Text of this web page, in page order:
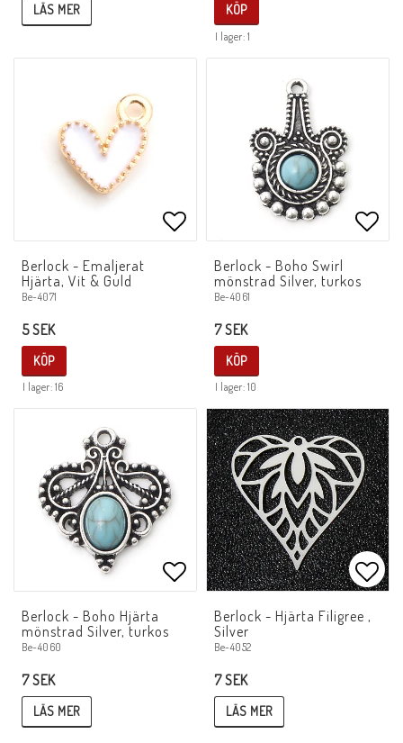
LÄS MER
I lager: 1
KÖP
Lägg till i favoritlistan
Berlock - Emaljerat
Hjärta, Vit & Guld
Be-4071
5 SEK
I lager: 16
KÖP
Berlock - Boho Swirl
mönstrad Silver, turkos
Be-4061
7 SEK
I lager: 10
KÖP
Lägg till i favoritlistan
Berlock - Boho Hjärta
mönstrad Silver, turkos
Be-4060
7 SEK
LÄS MER
Berlock - Hjärta Filigree ,
Silver
Be-4052
7 SEK
LÄS MER